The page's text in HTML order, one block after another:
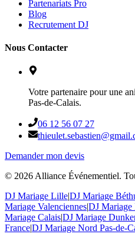
Partenariats Pro
Blog
Recrutement DJ
Nous Contacter
Votre partenaire pour une
Pas-de-Calais.
06 12 56 07 27
Demander mon devis
© 2026 Alliance Événementiel.
DJ Mariage Lille|DJ Mariage
Mariage Valenciennes|DJ Mariage
Mariage Calais|DJ Mariage
France|DJ Mariage Nord Pas-de-